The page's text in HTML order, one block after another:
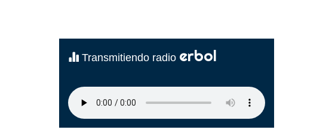
Transmitiendo radio erbol